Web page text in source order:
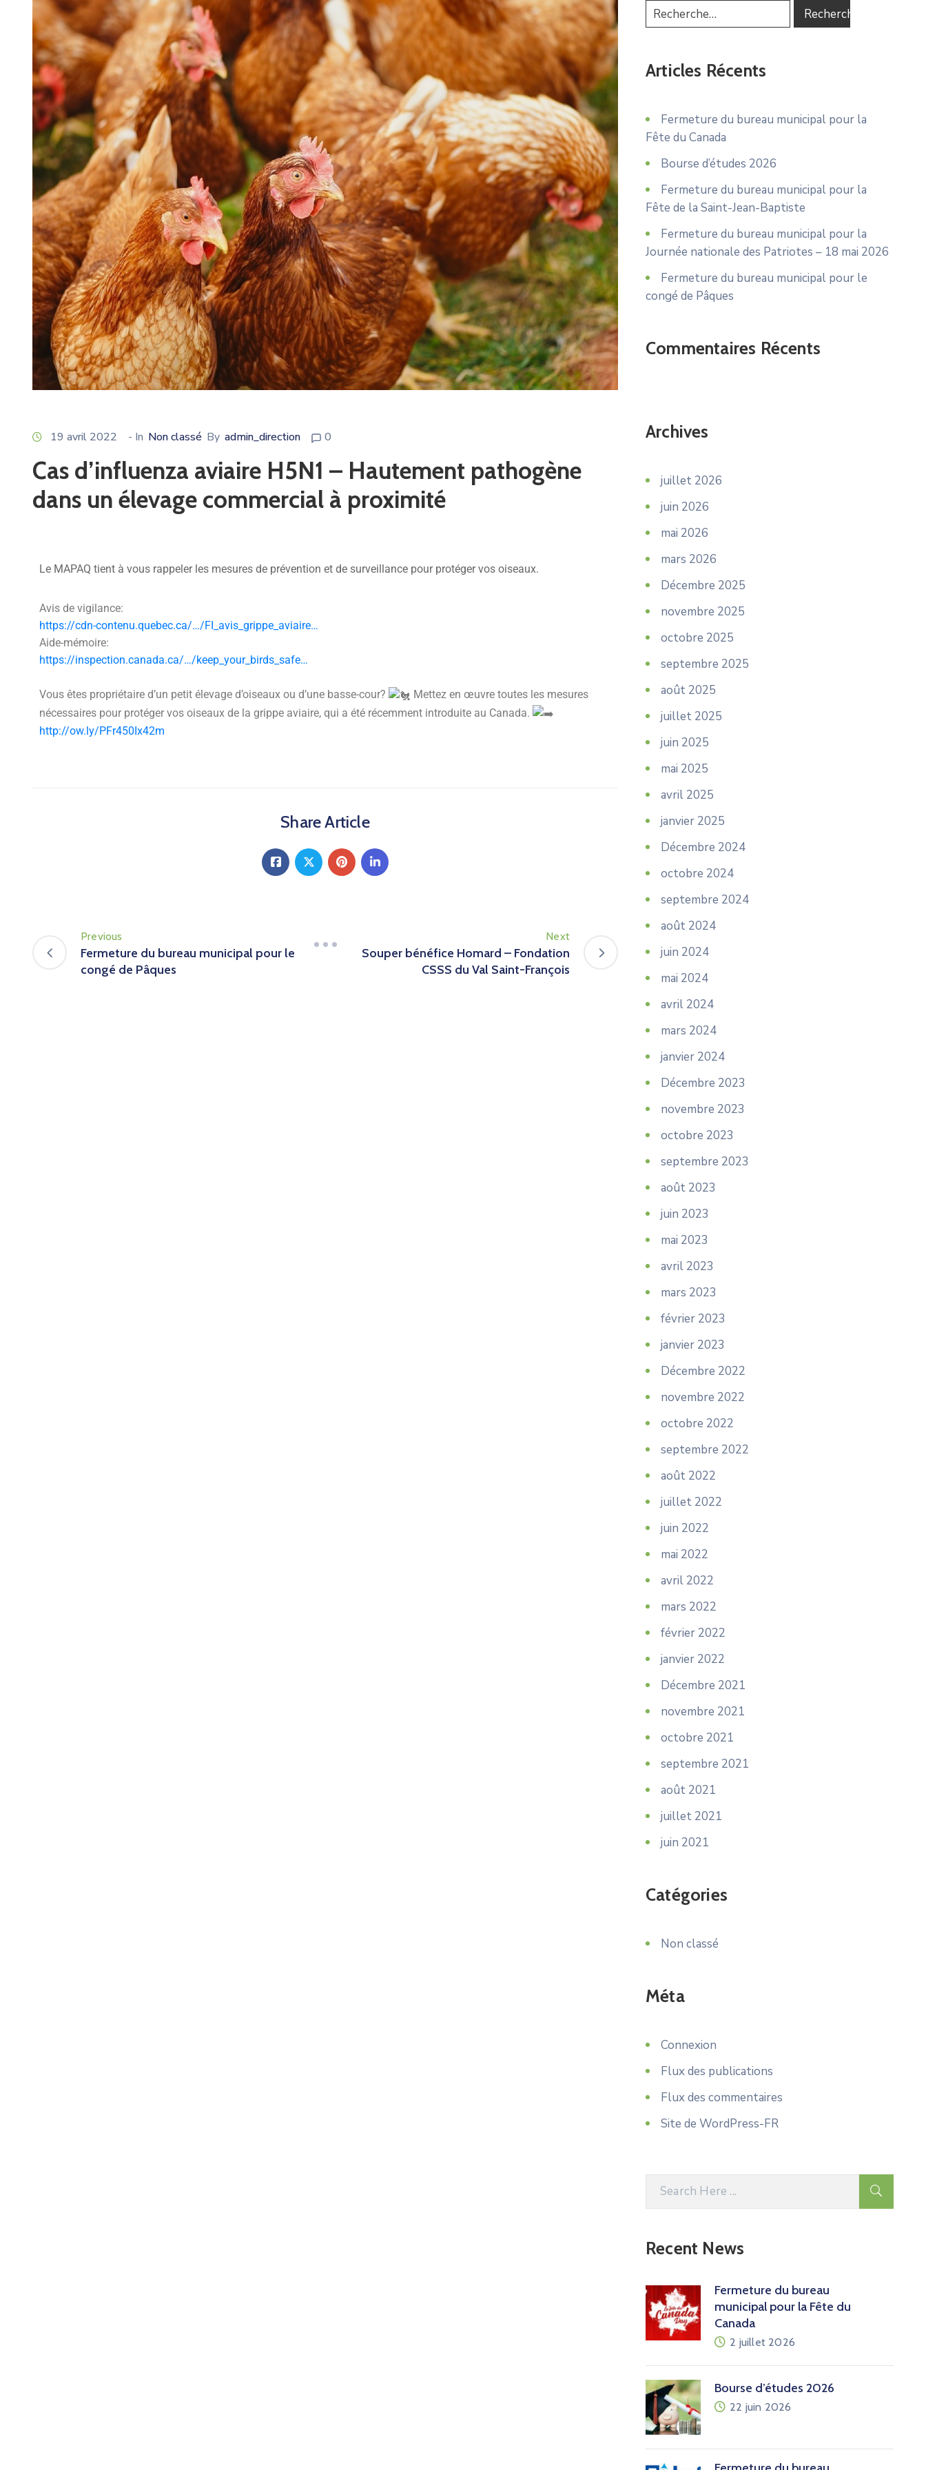
19 avril 2022 - In Non classé By admin_direction 0
Cas d’influenza aviaire H5N1 – Hautement pathogène
dans un élevage commercial à proximité
Le MAPAQ tient à vous rappeler les mesures de prévention et de surveillance pour protéger vos oiseaux.
Avis de vigilance:
https://cdn-contenu.quebec.ca/…/FI_avis_grippe_aviaire…
Aide-mémoire:
https://inspection.canada.ca/…/keep_your_birds_safe…
Vous êtes propriétaire d’un petit élevage d’oiseaux ou d’une basse-cour?
Mettez en œuvre toutes les mesures
nécessaires pour protéger vos oiseaux de la grippe aviaire, qui a été récemment introduite au Canada.
http://ow.ly/PFr450Ix42m
Share Article
Previous
Fermeture du bureau municipal pour le
congé de Pâques
Next
Souper bénéfice Homard – Fondation
CSSS du Val Saint-François
Articles Récents
Fermeture du bureau municipal pour la
Fête du Canada
Bourse d’études 2026
Fermeture du bureau municipal pour la
Fête de la Saint-Jean-Baptiste
Fermeture du bureau municipal pour la
Journée nationale des Patriotes – 18 mai 2026
Fermeture du bureau municipal pour le
congé de Pâques
Commentaires Récents
Archives
juillet 2026
juin 2026
mai 2026
mars 2026
Décembre 2025
novembre 2025
octobre 2025
septembre 2025
août 2025
juillet 2025
juin 2025
mai 2025
avril 2025
janvier 2025
Décembre 2024
octobre 2024
septembre 2024
août 2024
juin 2024
mai 2024
avril 2024
mars 2024
janvier 2024
Décembre 2023
novembre 2023
octobre 2023
septembre 2023
août 2023
juin 2023
mai 2023
avril 2023
mars 2023
février 2023
janvier 2023
Décembre 2022
novembre 2022
octobre 2022
septembre 2022
août 2022
juillet 2022
juin 2022
mai 2022
avril 2022
mars 2022
février 2022
janvier 2022
Décembre 2021
novembre 2021
octobre 2021
septembre 2021
août 2021
juillet 2021
juin 2021
Catégories
Non classé
Méta
Connexion
Flux des publications
Flux des commentaires
Site de WordPress-FR
Recent News
Fermeture du bureau
municipal pour la Fête du
Canada
2 juillet 2026
Bourse d’études 2026
22 juin 2026